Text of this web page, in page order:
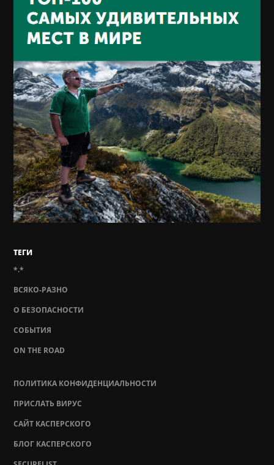
ТЕГИ
*.*
ВСЯКО-РАЗНО
О БЕЗОПАСНОСТИ
СОБЫТИЯ
ON THE ROAD
ПОЛИТИКА КОНФИДЕНЦИАЛЬНОСТИ
ПРИСЛАТЬ ВИРУС
САЙТ КАСПЕРСКОГО
БЛОГ КАСПЕРСКОГО